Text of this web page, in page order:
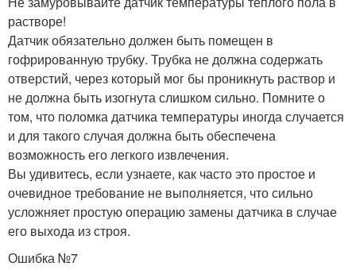
растворе!
Датчик обязательно должен быть помещен в
гофрированную трубку. Трубка не должна содержать
отверстий, через который мог бы проникнуть раствор и
не должна быть изогнута слишком сильно. Помните о
том, что поломка датчика температуры иногда случается
и для такого случая должна быть обеспечена
возможность его легкого извлечения.
Вы удивитесь, если узнаете, как часто это простое и
очевидное требование не выполняется, что сильно
усложняет простую операцию замены датчика в случае
его выхода из строя.
Ошибка №7